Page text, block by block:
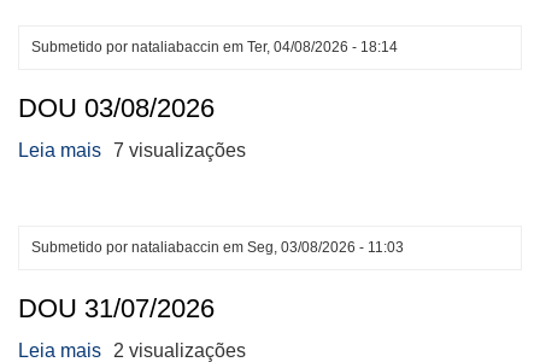
Submetido por nataliabaccin em Ter, 04/08/2026 - 18:14
DOU 03/08/2026
Leia mais sobre
7 visualizações
Submetido por nataliabaccin em Seg, 03/08/2026 - 11:03
DOU 31/07/2026
Leia mais sobre
2 visualizações